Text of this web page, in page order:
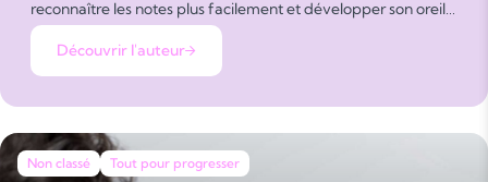
reconnaître les notes plus facilement et développer son oreille
musicale. Natalia partage des exercices progressifs et des
méthodes accessibles pour aider chacun à progresser à son
rythme. Convaincue que la musique s’apprend avec patience
et plaisir, elle encourage les élèves à pratiquer régulièrement
tout en gardant la motivation.
Découvrir l'auteur
Non classé Tout pour progresser